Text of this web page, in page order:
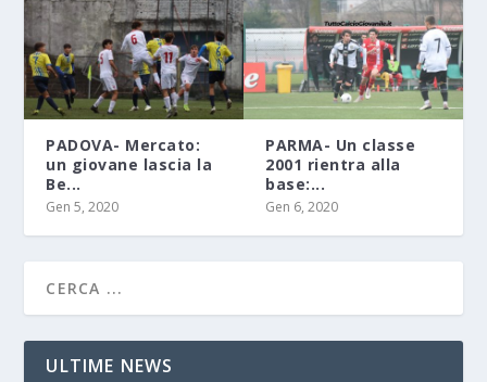
PADOVA- Mercato:
un giovane lascia la
Be...
Gen 5, 2020
PARMA- Un classe
2001 rientra alla
base:...
Gen 6, 2020
ULTIME NEWS